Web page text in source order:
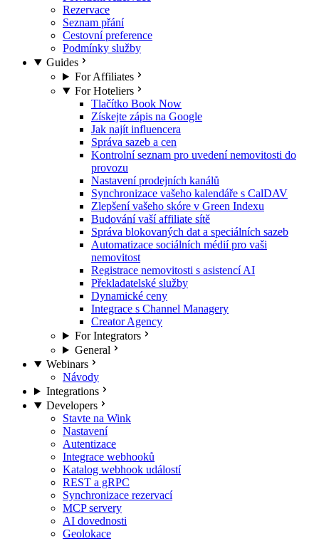
Rezervace
Seznam přání
Cestovní preference
Podmínky služby
Guides
For Affiliates
For Hoteliers
Tlačítko Book Now
Získejte zápis na Google
Jak najít influencera
Správa sazeb a cen
Kontrolní seznam pro uvedení nemovitosti do
provozu
Nastavení prodejních kanálů
Synchronizace vašeho kalendáře s CalDAV
Zlepšení vašeho skóre v Green Indexu
Budování vaší affiliate sítě
Správa blokovaných dat a speciálních sazeb
Automatizace sociálních médií pro vaši
nemovitost
Registrace nemovitosti s asistencí AI
Překladatelské služby
Dynamické ceny
Integrace s Channel Managery
Creator Agency
For Integrators
General
Webinars
Návody
Integrations
Developers
Stavte na Wink
Nastavení
Autentizace
Integrace webhooků
Katalog webhook událostí
REST a gRPC
Synchronizace rezervací
MCP servery
AI dovednosti
Geolokace